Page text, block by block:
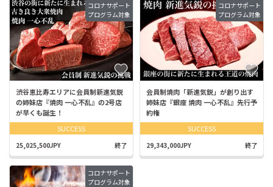
コロナサポート
プログラム対象
渋谷恵比寿エリアに会員制新進気鋭
の姉妹店『焼肉 一心不乱』の2号店
が早くも誕生！
SUCCESS
25,025,500JPY 終了
コロナサポート
プログラム対象
会員制焼肉「新進気鋭」が創り出す
姉妹店『銀座 焼肉 一心不乱』先行予
約権
SUCCESS
29,343,000JPY 終了
コロナサポート
プログラム対象